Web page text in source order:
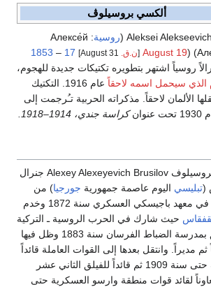
ألكسي بروسيلوڤ
روسية:
Алексе́й
) (
19 August
[ن.ق. 1853 – 17
روسياً اشتهر بتطويره تكتيكات جديدة للهجوم،
الذي سيحمل اسمه لاحقاً
عام 1916. التكتيك
الألمان لاحقاً. مذكراته الحربية تـُرجمت إلى
كراسة جندي، 1914–1918.
ألكسي ألكسييفيتش بروسيلوف Alexey Alexeyevich Brusilov جنرال
(تبليسي اليوم عاصمة جمهورية جورجيا) من
أسرة عسكرية. تخرج في معهد باجيسكي العسكري سنة 1872 وخدم
حيث شارك في الحرب الروسية ـ التركية
(1877- 1878). التحق بمدرسة الضباط الفرسان سنة 1883 وظل فيها
1906 مدرباً ثم مديراً. وانتقل بعدها إلى القوات العاملة قائداً
لفرقة الفرسان الثانية حتى سنة 1909 ثم قائداً للفيلق الثاني عشر
1912 ثم معاوناً لقائد قوات منطقة وارسو العسكرية حتى